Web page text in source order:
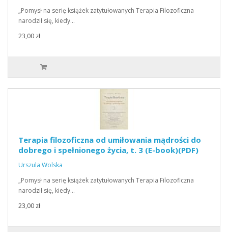
„Pomysł na serię książek zatytułowanych Terapia Filozoficzna
narodził się, kiedy…
23,00 zł
Terapia filozoficzna od umiłowania mądrości do
dobrego i spełnionego życia, t. 3 (E-book)(PDF)
Urszula Wolska
„Pomysł na serię książek zatytułowanych Terapia Filozoficzna
narodził się, kiedy…
23,00 zł